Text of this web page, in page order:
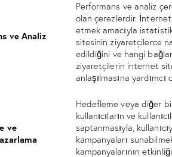
ve Analiz
Performans ve analiz
olan çerezlerdir. İnternet
etmek amacıyla
sitesinin ziyaretçilerce
edildiğini ve hangi
ziyaretçilerin internet
anlaşılmasına yardımcı
ve
Hedefleme veya diğer
kullanıcıların ve
saptanmasıyla,
kampanyaları
kampanyalarının